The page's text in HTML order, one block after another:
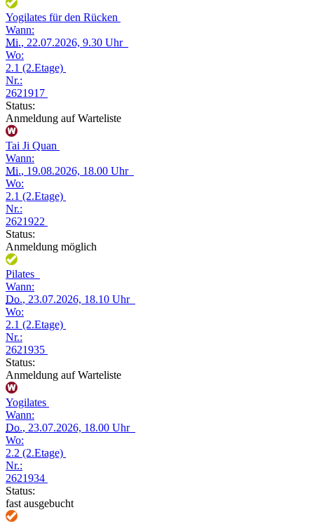
Yogilates für den Rücken
Wann:
Mi., 22.07.2026, 9.30 Uhr
Wo:
2.1 (2.Etage)
Nr.:
2621917
Status:
Anmeldung auf Warteliste
Tai Ji Quan
Wann:
Mi., 19.08.2026, 18.00 Uhr
Wo:
2.1 (2.Etage)
Nr.:
2621922
Status:
Anmeldung möglich
Pilates
Wann:
Do., 23.07.2026, 18.10 Uhr
Wo:
2.1 (2.Etage)
Nr.:
2621935
Status:
Anmeldung auf Warteliste
Yogilates
Wann:
Do., 23.07.2026, 18.00 Uhr
Wo:
2.2 (2.Etage)
Nr.:
2621934
Status:
fast ausgebucht